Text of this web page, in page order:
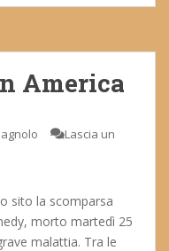
America
Lascia un
sito la scomparsa
morto martedì 25
malattia. Tra le